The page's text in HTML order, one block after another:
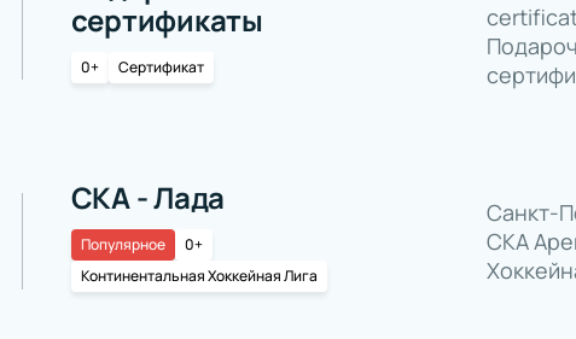
сертификаты
0+ Сертификат
СКА - Лада
0+
Континентальная Хоккейная Лига
Популярное
Санкт-
СКА